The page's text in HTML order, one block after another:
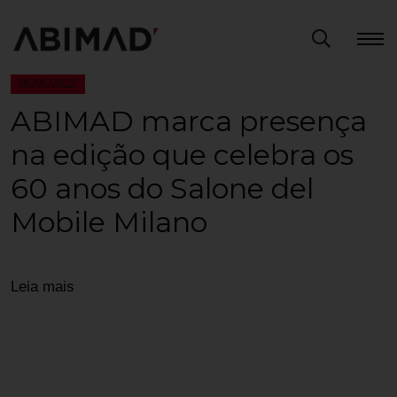
06/06/2022
ABIMAD marca presença
na edição que celebra os
60 anos do Salone del
Mobile Milano
Leia mais